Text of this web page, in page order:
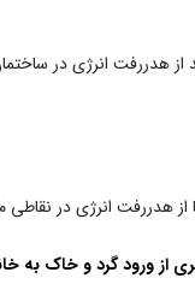
از هدررفت انرژی در
انرژی در نقاطی
از ورود گرد و خاک به